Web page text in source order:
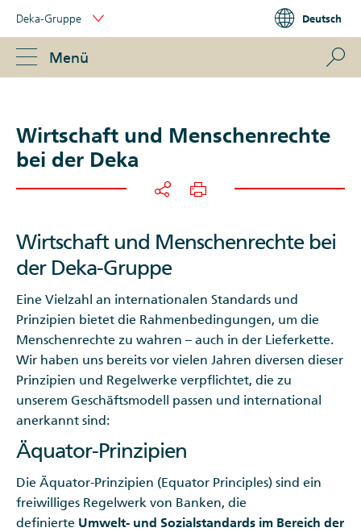
Links
Navigation
Portal
Navigation
Deka-Gruppe Deutsch
Menü
Wirtschaft und Menschenrechte
bei der Deka
Wirtschaft und Menschenrechte bei
der Deka-Gruppe
Eine Vielzahl an internationalen Standards und
Prinzipien bietet die Rahmenbedingungen, um die
Menschenrechte zu wahren – auch in der Lieferkette.
Wir haben uns bereits vor vielen Jahren diversen dieser
Prinzipien und Regelwerke verpflichtet, die zu
unserem Geschäftsmodell passen und international
anerkannt sind:
Äquator-Prinzipien
Die Äquator-Prinzipien (Equator Principles) sind ein
freiwilliges Regelwerk von Banken, die
definierte Umwelt- und Sozialstandards im Bereich der